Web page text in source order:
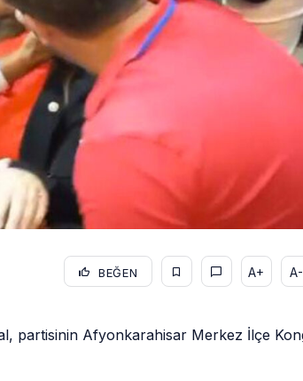
BEĞEN A+ A-
partisinin Afyonkarahisar Merkez İlçe